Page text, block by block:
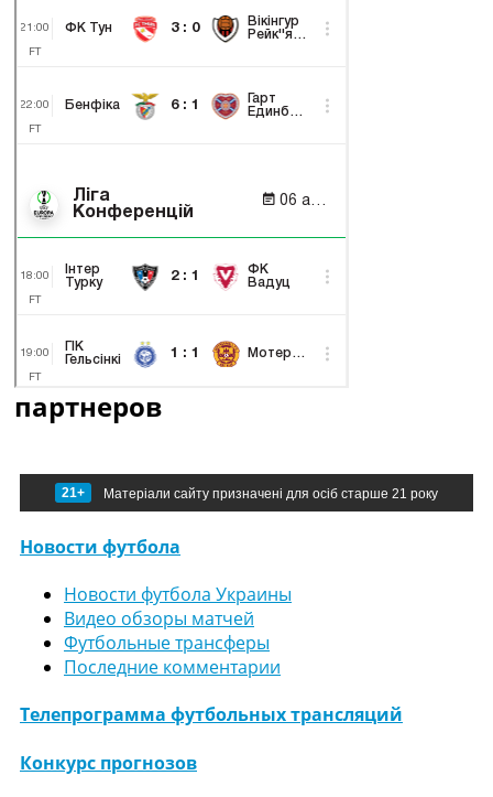
партнеров
21+ Матеріали сайту призначені для осіб старше 21 року
Новости футбола
Новости футбола Украины
Видео обзоры матчей
Футбольные трансферы
Последние комментарии
Телепрограмма футбольных трансляций
Конкурс прогнозов